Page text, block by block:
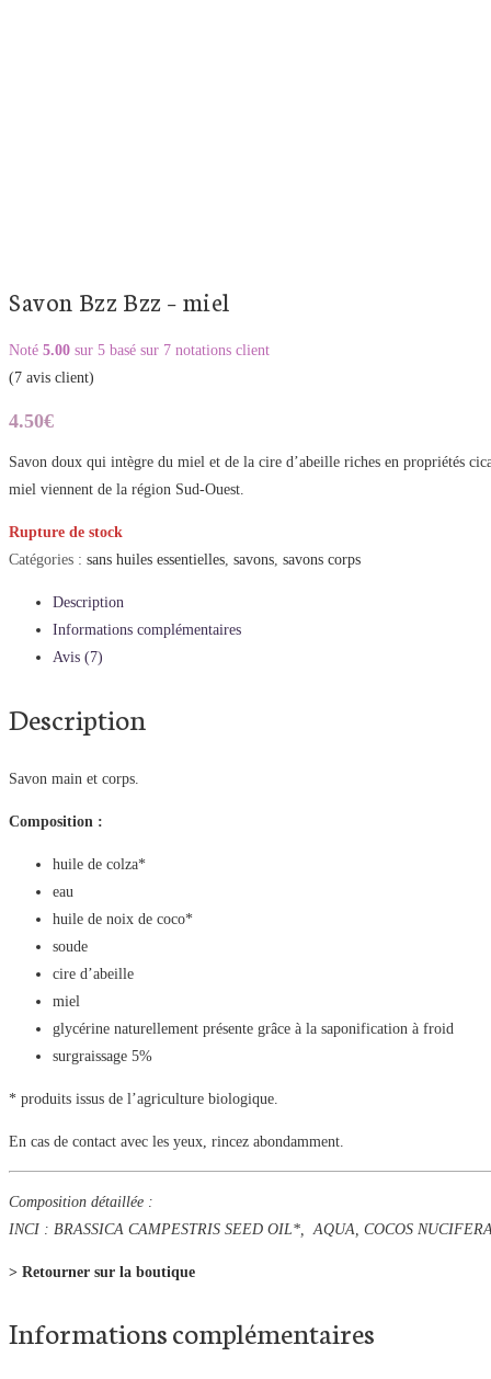
Savon Bzz Bzz – miel
Noté 5.00 sur 5 basé sur 7 notations client
(7 avis client)
4.50€
Savon doux qui intègre du miel et de la cire d’abeille riches en propriétés
miel viennent de la région Sud-Ouest.
Rupture de stock
Catégories : sans huiles essentielles, savons, savons corps
Description
Informations complémentaires
Avis (7)
Description
Savon main et corps.
Composition :
huile de colza*
eau
huile de noix de coco*
soude
cire d’abeille
miel
glycérine naturellement présente grâce à la saponification à froid
surgraissage 5%
* produits issus de l’agriculture biologique.
En cas de contact avec les yeux, rincez abondamment.
Composition détaillée :
INCI : BRASSICA CAMPESTRIS SEED OIL*, AQUA, COCOS
> Retourner sur la boutique
Informations complémentaires